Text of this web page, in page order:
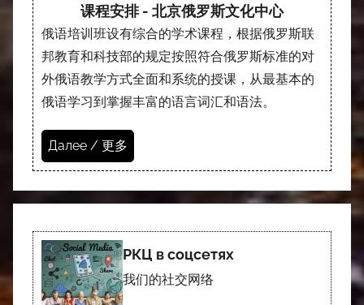
课程安排 - 北京俄罗斯文化中心
俄语培训班设有综合的学术课程，根据俄罗斯联
邦教育和科技部的规定按照符合俄罗斯标准的对
外俄语教学方式全面和系统的授课，从最基本的
俄语学习到掌握丰富的语言词汇和语法。
Далее / 更多
РКЦ в соцсетях
我们的社交网络